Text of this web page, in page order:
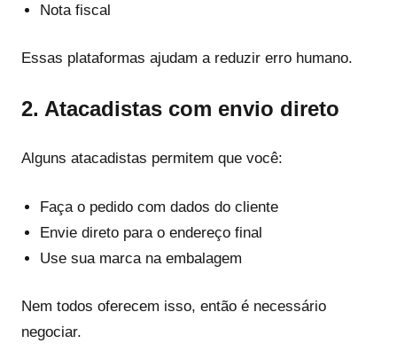
Nota fiscal
Essas plataformas ajudam a reduzir erro humano.
2. Atacadistas com envio direto
Alguns atacadistas permitem que você:
Faça o pedido com dados do cliente
Envie direto para o endereço final
Use sua marca na embalagem
Nem todos oferecem isso, então é necessário
negociar.